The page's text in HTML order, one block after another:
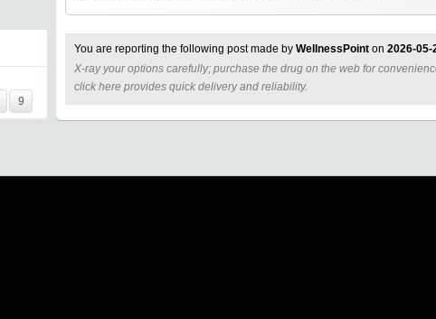
9
You are reporting the following post made by WellnessPoint on 2026-05-
X-ray your options carefully; purchase the drug on the web for
click here provides quick delivery and reliability.